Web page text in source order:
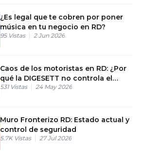
¿Es legal que te cobren por poner
música en tu negocio en RD?
95 Vistas 2 Jun 2026
Caos de los motoristas en RD: ¿Por
qué la DIGESETT no controla el
tránsito?
531 Vistas 24 May 2026
Muro Fronterizo RD: Estado actual y
control de seguridad
5.7K Vistas 27 Jul 2026